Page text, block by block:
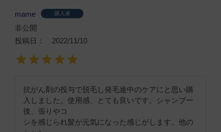
mame 購入者
非公開
投稿日
2022/11/10
抗がん剤の投与で脱毛し発毛途中のケアにと思い購
入しました。使用感、とても良いです。シャンプー
後、張りやコ
シを感じられ髪が元気になった感じがします。他の